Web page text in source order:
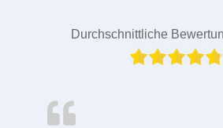
Durchschnittliche